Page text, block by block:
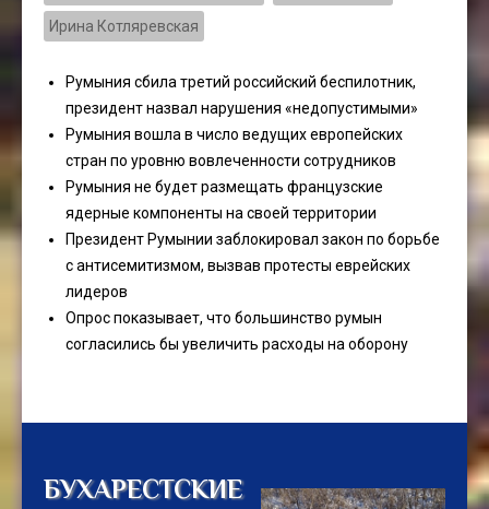
Ирина Котляревская
Румыния сбила третий российский беспилотник,
президент назвал нарушения «недопустимыми»
Румыния вошла в число ведущих европейских
стран по уровню вовлеченности сотрудников
Румыния не будет размещать французские
ядерные компоненты на своей территории
Президент Румынии заблокировал закон по борьбе
с антисемитизмом, вызвав протесты еврейских
лидеров
Опрос показывает, что большинство румын
согласились бы увеличить расходы на оборону
БУХАРЕСТСКИЕ